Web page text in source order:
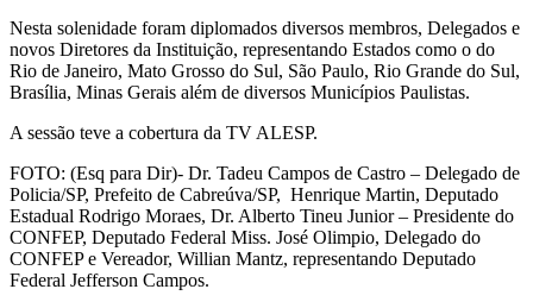
Nesta solenidade foram diplomados diversos membros, Delegados e
novos Diretores da Instituição, representando Estados como o do
Rio de Janeiro, Mato Grosso do Sul, São Paulo, Rio Grande do Sul,
Brasília, Minas Gerais além de diversos Municípios Paulistas.
A sessão teve a cobertura da TV ALESP.
FOTO: (Esq para Dir)- Dr. Tadeu Campos de Castro – Delegado de
Policia/SP, Prefeito de Cabreúva/SP, Henrique Martin, Deputado
Estadual Rodrigo Moraes, Dr. Alberto Tineu Junior – Presidente do
CONFEP, Deputado Federal Miss. José Olimpio, Delegado do
CONFEP e Vereador, Willian Mantz, representando Deputado
Federal Jefferson Campos.